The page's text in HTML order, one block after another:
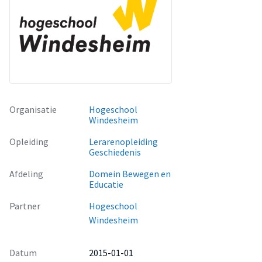
Organisatie
Hogeschool
Windesheim
Opleiding
Lerarenopleiding
Geschiedenis
Afdeling
Domein Bewegen en
Educatie
Partner
Hogeschool
Windesheim
Datum 2015-01-01